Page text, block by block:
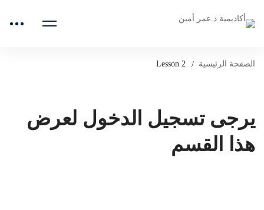
الصفحة الرئيسية Lesson 2
يرجى تسجيل الدخول لعرض
هذا القسم